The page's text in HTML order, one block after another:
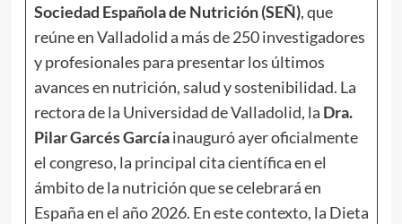
Sociedad Española de Nutrición (SEÑ), que
reúne en Valladolid a más de 250 investigadores
y profesionales para presentar los últimos
avances en nutrición, salud y sostenibilidad. La
rectora de la Universidad de Valladolid, la Dra.
Pilar Garcés Garcíainauguró ayer oficialmente
el congreso, la principal cita científica en el
ámbito de la nutrición que se celebrará en
España en el año 2026. En este contexto, la Dieta